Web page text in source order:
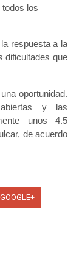
los
respuesta a la
dificultades que
oportunidad.
y las
unos 4.5
de acuerdo
GOOGLE+